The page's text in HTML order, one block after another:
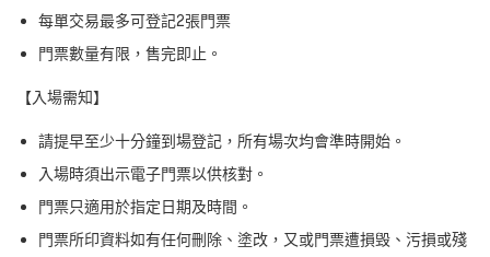
每單交易最多可登記2張門票
門票數量有限，售完即止。
【入場需知】
請提早至少十分鐘到場登記，所有場次均會準時開始。
入場時須出示電子門票以供核對。
門票只適用於指定日期及時間。
門票所印資料如有任何刪除、塗改，又或門票遭損毁、污損或殘